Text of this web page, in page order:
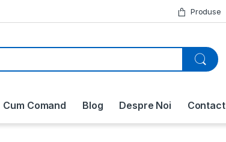
Produse
Cum Comand Blog Despre Noi Contact